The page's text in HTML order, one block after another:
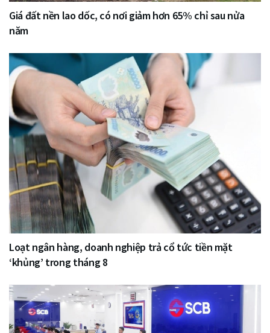
Giá đất nền lao dốc, có nơi giảm hơn 65% chỉ sau nửa
năm
Loạt ngân hàng, doanh nghiệp trả cổ tức tiền mặt
‘khủng’ trong tháng 8